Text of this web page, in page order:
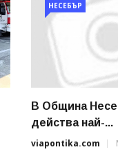
НЕСЕБЪР
В Община
действа най-...
viapontika.com